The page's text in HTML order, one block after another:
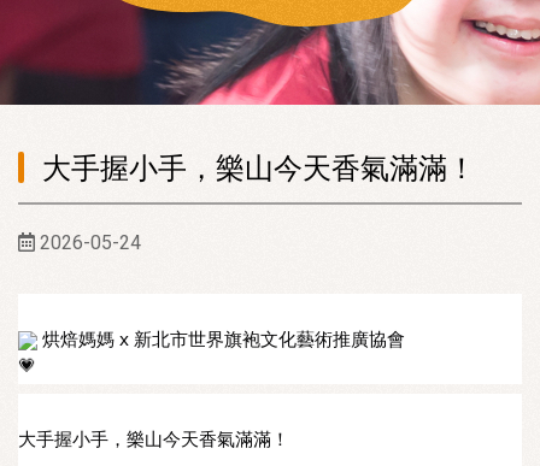
大手握小手，樂山今天香氣滿滿！
2026-05-24
烘焙媽媽 x 新北市世界旗袍文化藝術推廣協會
大手握小手，樂山今天香氣滿滿！